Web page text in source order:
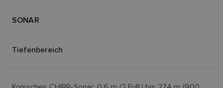
SONAR
Tiefenbereich